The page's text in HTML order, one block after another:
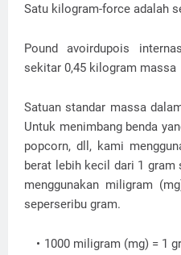
Satu kilogram-force adalah
Pound avoirdupois
sekitar 0,45 kilogram massa
Satuan standar massa
Untuk menimbang benda
popcorn, dll, kami
berat lebih kecil dari 1
menggunakan miligram
seperseribu gram.
1000 miligram (mg) = 1